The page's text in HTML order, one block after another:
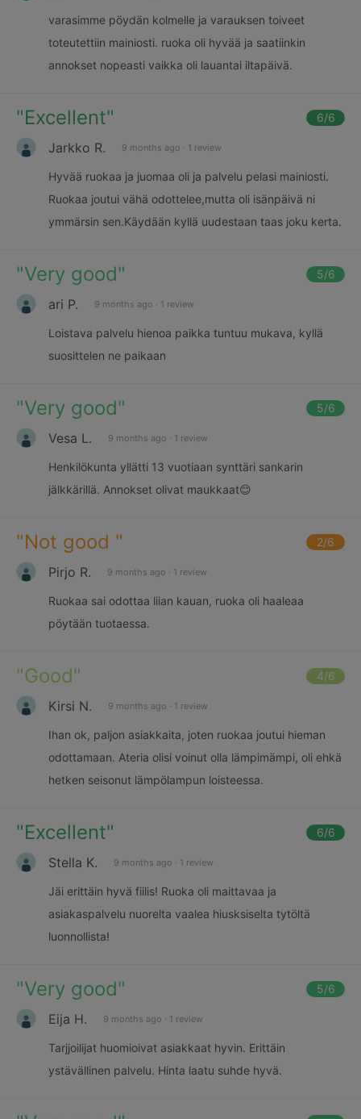
varasimme pöydän kolmelle ja varauksen toiveet
toteutettiin mainiosti. ruoka oli hyvää ja saatiinkin
annokset nopeasti vaikka oli lauantai iltapäivä.
"Excellent" 6/6
Jarkko R. 9 months ago · 1 review
Hyvää ruokaa ja juomaa oli ja palvelu pelasi mainiosti.
Ruokaa joutui vähä odottelee,mutta oli isänpäivä ni
ymmärsin sen.Käydään kyllä uudestaan taas joku kerta.
"Very good" 5/6
ari P. 9 months ago · 1 review
Loistava palvelu hienoa paikka tuntuu mukava, kyllä
suosittelen ne paikaan
"Very good" 5/6
Vesa L. 9 months ago · 1 review
Henkilökunta yllätti 13 vuotiaan synttäri sankarin
jälkkärillä. Annokset olivat maukkaat😊
"Not good " 2/6
Pirjo R. 9 months ago · 1 review
Ruokaa sai odottaa liian kauan, ruoka oli haaleaa
pöytään tuotaessa.
"Good" 4/6
Kirsi N. 9 months ago · 1 review
Ihan ok, paljon asiakkaita, joten ruokaa joutui hieman
odottamaan. Ateria olisi voinut olla lämpimämpi, oli ehkä
hetken seisonut lämpölampun loisteessa.
"Excellent" 6/6
Stella K. 9 months ago · 1 review
Jäi erittäin hyvä fiilis! Ruoka oli maittavaa ja
asiakaspalvelu nuorelta vaalea hiusksiselta tytöltä
luonnollista!
"Very good" 5/6
Eija H. 9 months ago · 1 review
Tarjjoilijat huomioivat asiakkaat hyvin. Erittäin
ystävällinen palvelu. Hinta laatu suhde hyvä.